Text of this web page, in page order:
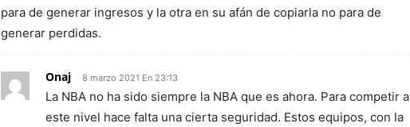
para de generar ingresos y la otra en su afán de copiarla no para de
generar perdidas.
Onaj 8 marzo 2021 En 23:13
La NBA no ha sido siempre la NBA que es ahora. Para competir a
este nivel hace falta una cierta seguridad. Estos equipos, con la